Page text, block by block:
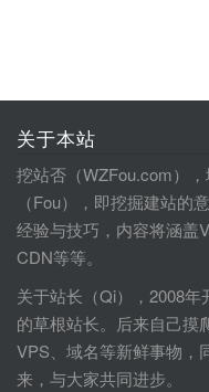
关于本站
挖站否（WZFou.com）
（Fou），即挖掘建站的
经验与技巧，内容将涵盖
CDN等等。
关于站长（Qi），2008
的草根站长。后来自己摸
VPS、域名等新鲜事物，
来，与大家共同进步。